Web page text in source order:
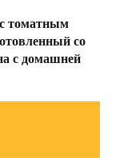
томатным
со
с домашней